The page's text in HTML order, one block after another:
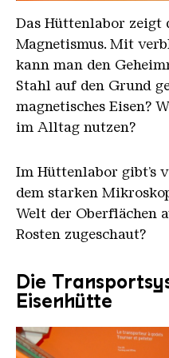
Das Hüttenlabor zeigt
Magnetismus. Mit
kann man den
Stahl auf den Grund
magnetisches Eisen?
im Alltag nutzen?
Im Hüttenlabor gibt’s
dem starken
Welt der Oberflächen
Rosten zugeschaut?
Die
Eisenhütte